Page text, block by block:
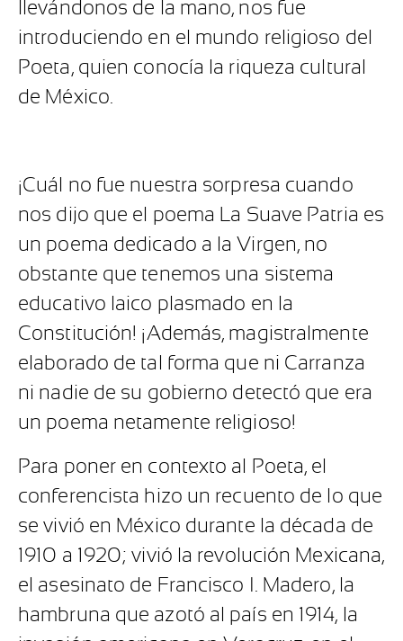
llevándonos de la mano, nos fue
introduciendo en el mundo religioso del
Poeta, quien conocía la riqueza cultural
de México.
¡Cuál no fue nuestra sorpresa cuando
nos dijo que el poema La Suave Patria es
un poema dedicado a la Virgen, no
obstante que tenemos una sistema
educativo laico plasmado en la
Constitución! ¡Además, magistralmente
elaborado de tal forma que ni Carranza
ni nadie de su gobierno detectó que era
un poema netamente religioso!
Para poner en contexto al Poeta, el
conferencista hizo un recuento de lo que
se vivió en México durante la década de
1910 a 1920; vivió la revolución Mexicana,
el asesinato de Francisco I. Madero, la
hambruna que azotó al país en 1914, la